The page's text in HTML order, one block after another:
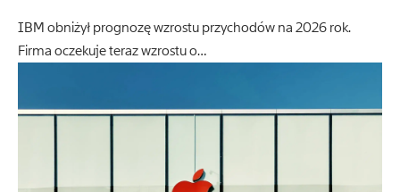
IBM obniżył prognozę wzrostu przychodów na 2026 rok.
Firma oczekuje teraz wzrostu o…